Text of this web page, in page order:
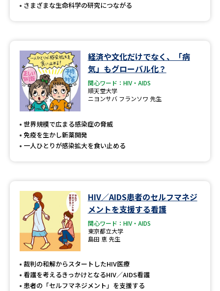
さまざまな生命科学の研究につながる
経済や文化だけでなく、「病
気」もグローバル化？
関心ワード：HIV・AIDS
順天堂大学
ニヨンサバ フランソワ 先生
世界規模で広まる感染症の脅威
免疫を生かし新薬開発
一人ひとりが感染拡大を食い止める
HIV／AIDS患者のセルフマネジ
メントを支援する看護
関心ワード：HIV・AIDS
東京都立大学
島田 恵 先生
裁判の和解からスタートしたHIV医療
看護を考えるきっかけとなるHIV／AIDS看護
患者の「セルフマネジメント」を支援する